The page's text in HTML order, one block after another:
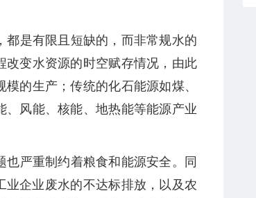
是有限且短缺的，而非常规水的
变水资源的时空赋存情况，由此
的生产；传统的化石能源如煤、
风能、核能、地热能等能源产业
严重制约着粮食和能源安全。同
企业废水的不达标排放，以及农